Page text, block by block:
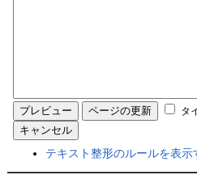
タ
テキスト整形のルールを表示